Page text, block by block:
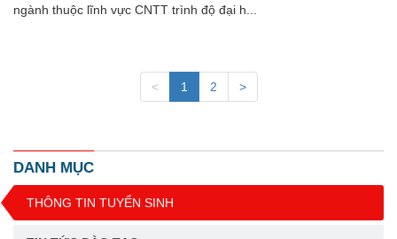
ngành thuộc lĩnh vực CNTT trình độ đại h...
< 1 2 >
DANH MỤC
THÔNG TIN TUYỂN SINH